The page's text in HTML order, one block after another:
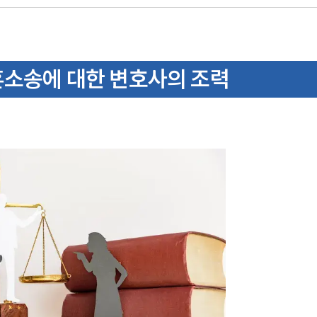
송에 대한 변호사의 조력